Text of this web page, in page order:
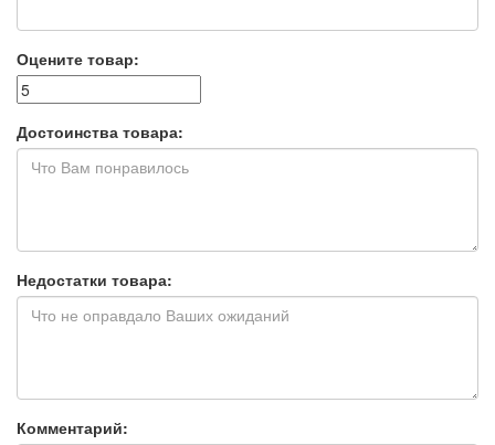
Оцените товар:
Достоинства товара:
Недостатки товара:
Комментарий: